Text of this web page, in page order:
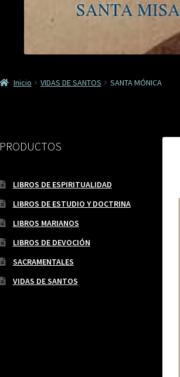
Inicio VIDAS DE SANTOS SANTA MÓNICA
PRODUCTOS
LIBROS DE ESPIRITUALIDAD
LIBROS DE ESTUDIO Y DOCTRINA
LIBROS MARIANOS
LIBROS DE DEVOCIÓN
SACRAMENTALES
VIDAS DE SANTOS